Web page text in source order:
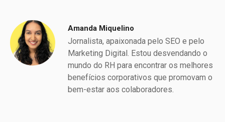
Amanda Miquelino
Jornalista, apaixonada pelo SEO e pelo
Marketing Digital. Estou desvendando o
mundo do RH para encontrar os melhores
benefícios corporativos que promovam o
bem-estar aos colaboradores.